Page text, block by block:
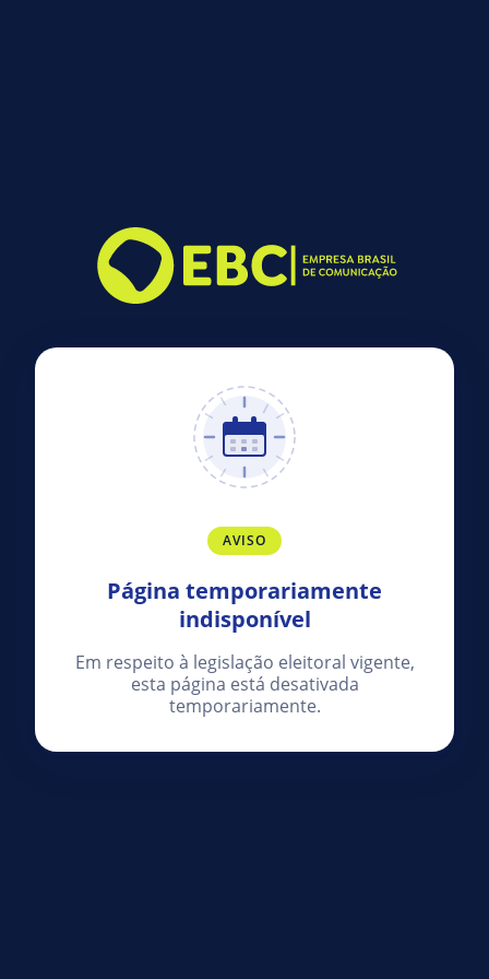
AVISO
Página temporariamente
indisponível
Em respeito à legislação eleitoral vigente,
esta página está desativada
temporariamente.